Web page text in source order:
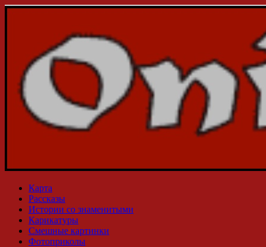
Карта
Рассказы
Истории со знаменитыми
Карикатуры
Смешные картинки
Фотоприколы